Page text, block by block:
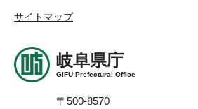
サイトマップ
岐阜県庁
GIFU Prefectural Office
〒500-8570